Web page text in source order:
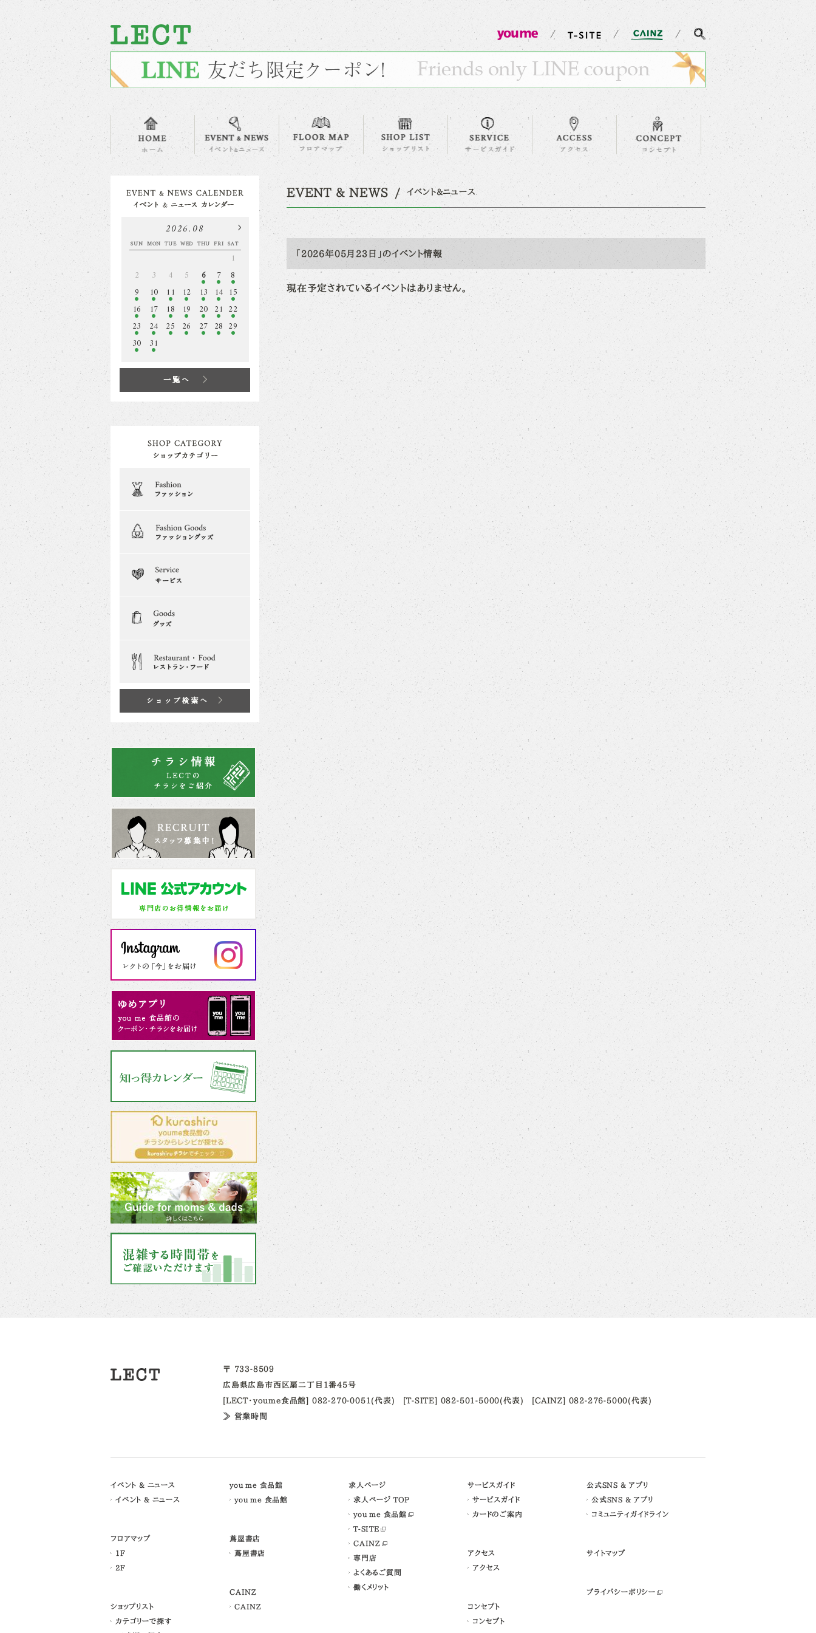
EVENT & NEWS イベント&ニュース
「2026年05月23日」のイベント情報
現在予定されているイベントはありません。
2026.08
SUN MON TUE WED THU FRI SAT
1
2
3 4 5 6 7
8
9
10 11 12 13 14 15
16
17 18 19 20 21 22
23
24 25 26 27 28 29
30 31
〒 733-8509
広島県広島市西区扇二丁目1番45号
[LECT・youme食品館] 082-270-0051(代表)
[T-SITE] 082-501-5000(代表)
[CAINZ] 082-276-5000(代表)
≫ 営業時間
イベント & ニュース
イベント & ニュース
フロアマップ
1F
2F
ショップリスト
カテゴリーで探す
you me 食品館
you me 食品館
蔦屋書店
蔦屋書店
CAINZ
CAINZ
求人ページ
求人ページ TOP
you me 食品館
T-SITE
CAINZ
専門店
よくあるご質問
働くメリット
サービスガイド
サービスガイド
カードのご案内
アクセス
アクセス
コンセプト
コンセプト
公式SNS & アプリ
公式SNS & アプリ
コミュニティガイドライン
サイトマップ
プライバシーポリシー